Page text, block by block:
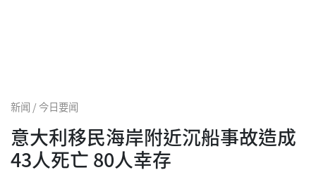
新闻 / 今日要闻
意大利移民海岸附近沉船事故造成
43人死亡 80人幸存